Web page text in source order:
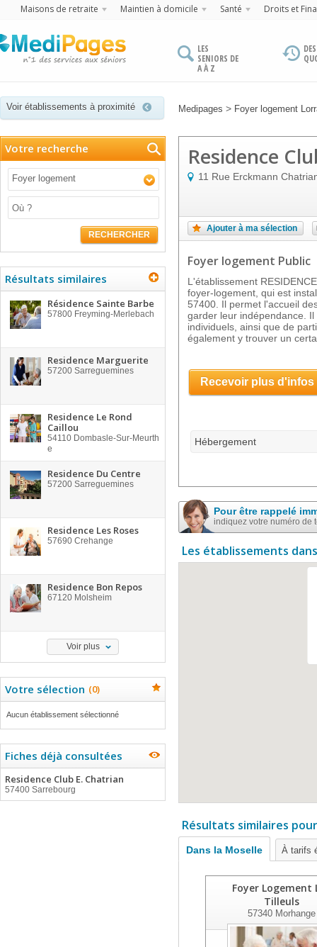
Maisons de retraite Maintien à domicile Santé Droits et
LES
SENIORS DE
A À Z
Voir établissements à proximité Medipages > Foyer logement
Votre recherche
Foyer logement
RECHERCHER
Résultats similaires
Résidence Sainte Barbe
57800 Freyming-Merlebach
Residence Marguerite
57200 Sarreguemines
Residence Le Rond
Caillou
54110 Dombasle-Sur-Meurth
e
Residence Du Centre
57200 Sarreguemines
Residence Les Roses
57690 Crehange
Residence Bon Repos
67120 Molsheim
Voir plus
Votre sélection (0)
Aucun établissement sélectionné
Fiches déjà consultées
Residence Club E. Chatrian
57400 Sarrebourg
Residence
11 Rue Erckmann
Ajouter à ma sélection
Foyer logement Public
L'établissement
foyer-logement, qui est
57400. Il permet l'accueil
garder leur indépendance.
individuels, ainsi que de
également y trouver un
Recevoir plus d'infos
Hébergement
Pour être rappelé
indiquez votre numéro de
Les établissements
Résultats similaires
Dans la Moselle À tarifs
Foyer Logement
Tilleuls
57340Morhange